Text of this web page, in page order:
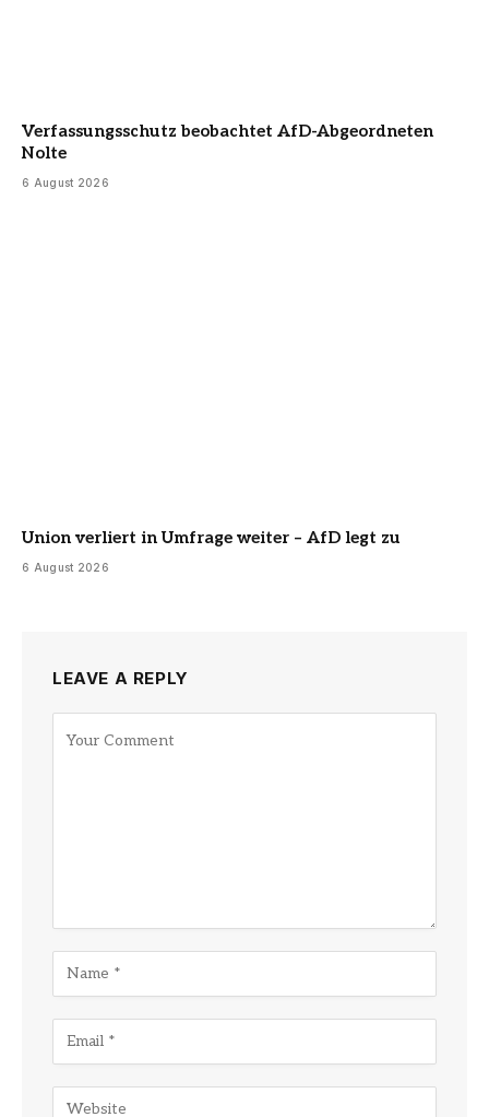
Verfassungsschutz beobachtet AfD-Abgeordneten
Nolte
6 August 2026
Union verliert in Umfrage weiter – AfD legt zu
6 August 2026
LEAVE A REPLY